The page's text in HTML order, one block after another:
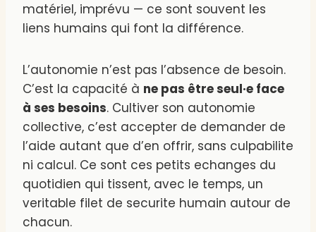
matériel, imprévu — ce sont souvent les
liens humains qui font la différence.
L’autonomie n’est pas l’absence de besoin.
C’est la capacité à ne pas être seul·e face
à ses besoins. Cultiver son autonomie
collective, c’est accepter de demander de
l’aide autant que d’en offrir, sans culpabilite
ni calcul. Ce sont ces petits echanges du
quotidien qui tissent, avec le temps, un
veritable filet de securite humain autour de
chacun.